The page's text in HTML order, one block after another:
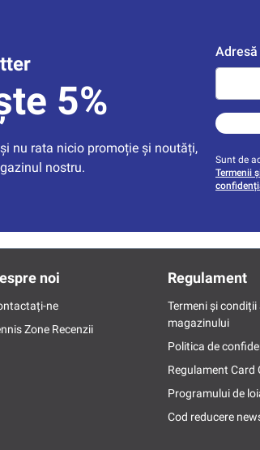
5%
nu rata nicio promoție și noutăți,
nostru.
Sunt de
Termenii
noi
ne
Zone Recenzii
Regulament
Termeni și condiții
magazinului
Politica de
Regulament Card
Programului de
Cod reducere